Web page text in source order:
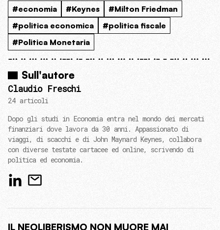
#economia #Keynes
#Milton Friedman
#politica economica
#politica fiscale
#Politica Monetaria
Sull'autore
Claudio Freschi
24 articoli
Dopo gli studi in Economia entra nel mondo dei mercati
finanziari dove lavora da 30 anni. Appassionato di
viaggi, di scacchi e di John Maynard Keynes, collabora
con diverse testate cartacee ed online, scrivendo di
politica ed economia.
IL NEOLIBERISMO NON MUORE MAI